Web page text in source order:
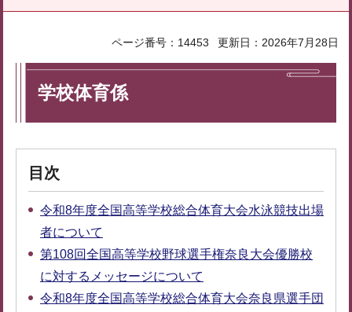
ページ番号：14453 更新日：2026年7月28日
学校体育係
目次
令和8年度全国高等学校総合体育大会水泳競技出場
者について
第108回全国高等学校野球選手権奈良大会優勝校
に対するメッセージについて
令和8年度全国高等学校総合体育大会奈良県選手団